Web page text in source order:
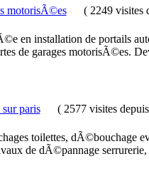
motorisÃ©es(2249 visites
en installation de portails
de garages motorisÃ©es.
paris(2577 visites
toilettes, dÃ©bouchage
de dÃ©pannage serrurerie,